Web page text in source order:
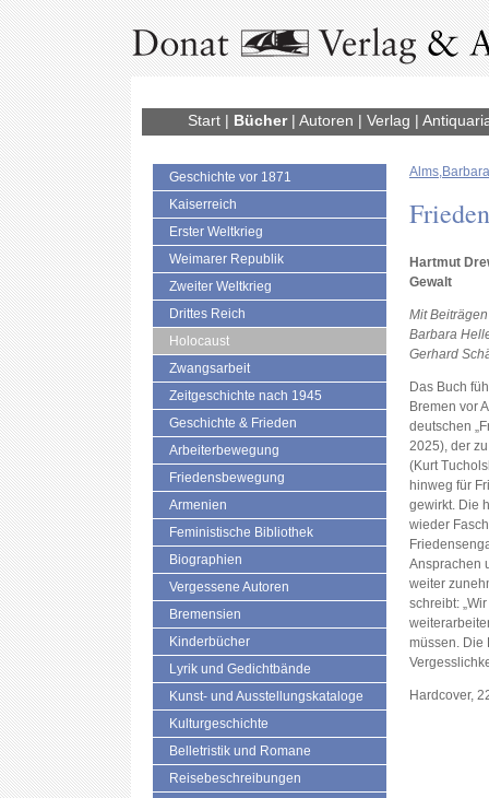
Start| Bücher| Autoren | Verlag |
Geschichte vor 1871
Kaiserreich
Erster Weltkrieg
Weimarer Republik
Zweiter Weltkrieg
Drittes Reich
Holocaust
Zwangsarbeit
Zeitgeschichte nach 1945
Geschichte & Frieden
Arbeiterbewegung
Friedensbewegung
Armenien
Feministische Bibliothek
Biographien
Vergessene Autoren
Bremensien
Kinderbücher
Lyrik und Gedichtbände
Kunst- und Ausstellungskataloge
Kulturgeschichte
Belletristik und Romane
Reisebeschreibungen
Hartmut
Gewalt
Mit
Barbara
Gerhard
Das Buch
Bremen vor
deutschen
2025), der
(Kurt
hinweg für
gewirkt. Die
wieder
Ansprachen
weiter
schreibt:
müssen. Die
Hardcover,